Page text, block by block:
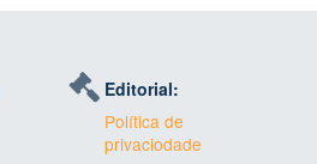
Editorial:
Política de
privaciodade